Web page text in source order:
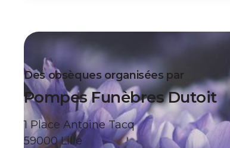
Des obsèques organisées par
Pompes Funèbres Dutoit
1 Place Antoine Tacq
59000 Lille